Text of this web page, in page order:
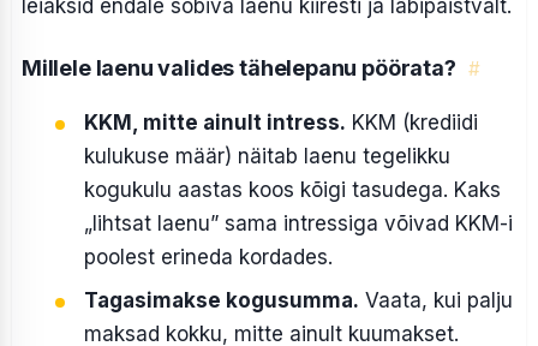
leiaksid endale sobiva laenu kiiresti ja läbipaistvalt.
Millele laenu valides tähelepanu pöörata? #
KKM, mitte ainult intress. KKM (krediidi
kulukuse määr) näitab laenu tegelikku
kogukulu aastas koos kõigi tasudega. Kaks
„lihtsat laenu” sama intressiga võivad KKM-i
poolest erineda kordades.
Tagasimakse kogusumma. Vaata, kui palju
maksad kokku, mitte ainult kuumakset.